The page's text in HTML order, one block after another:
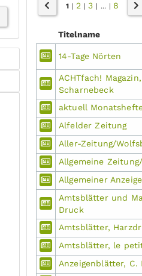
1 | 2 |3 | ... | 8
Titelname
14-Tage Nörten
ACHTfach!
Scharnebeck
aktuell
Alfelder Zeitung
Aller-Zeitung/
Allgemeine
Allgemeiner
Amtsblätter und
Druck
Amtsblätter,
Amtsblätter, le
Anzeigenblätter, C.